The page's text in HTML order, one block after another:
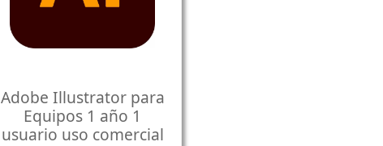
Adobe Illustrator para
Equipos 1 año 1
usuario uso comercial